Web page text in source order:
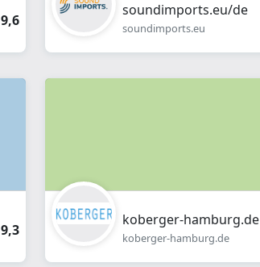
9,6
soundimports.eu/de
soundimports.eu
9,3
koberger-hamburg.de
koberger-hamburg.de